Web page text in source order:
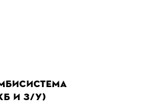
И З/У)